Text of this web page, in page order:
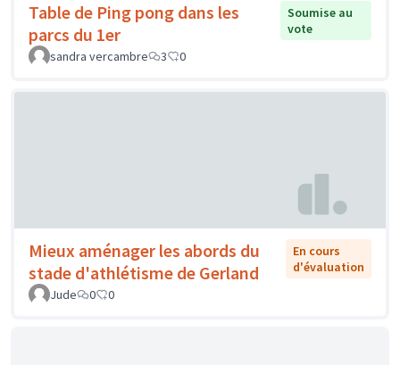
Table de Ping pong dans les
parcs du 1er
Soumise au
vote
sandra vercambre
3 0
Mieux aménager les abords du
stade d'athlétisme de Gerland
En cours
d'évaluation
Jude
0 0